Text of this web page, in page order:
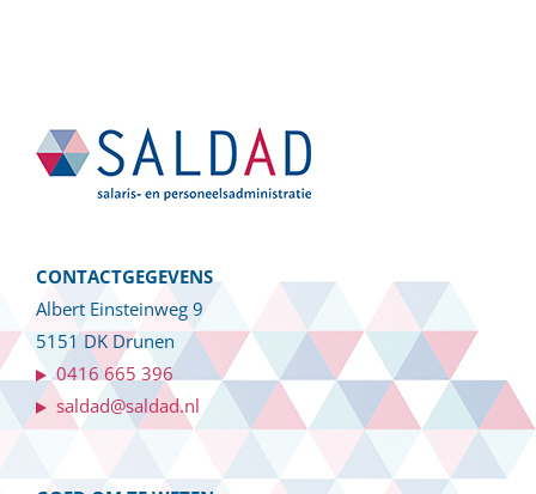
CONTACTGEGEVENS
Albert Einsteinweg 9
5151 DK Drunen
0416 665 396
saldad@saldad.nl